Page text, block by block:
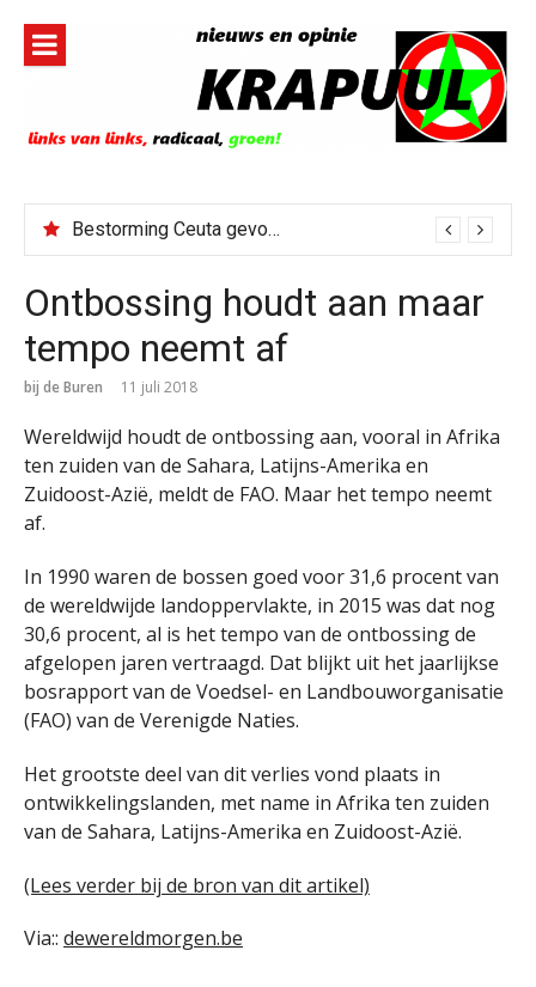
inhoud
Bestorming Ceuta gevolg van op sociale media verspreide hoax?
Ontbossing houdt aan maar
tempo neemt af
bij de Buren 11 juli 2018
Wereldwijd houdt de ontbossing aan, vooral in Afrika
ten zuiden van de Sahara, Latijns-Amerika en
Zuidoost-Azië, meldt de FAO. Maar het tempo neemt
af.
In 1990 waren de bossen goed voor 31,6 procent van
de wereldwijde landoppervlakte, in 2015 was dat nog
30,6 procent, al is het tempo van de ontbossing de
afgelopen jaren vertraagd. Dat blijkt uit het jaarlijkse
bosrapport van de Voedsel- en Landbouworganisatie
(FAO) van de Verenigde Naties.
Het grootste deel van dit verlies vond plaats in
ontwikkelingslanden, met name in Afrika ten zuiden
van de Sahara, Latijns-Amerika en Zuidoost-Azië.
(Lees verder bij de bron van dit artikel)
Via:: dewereldmorgen.be